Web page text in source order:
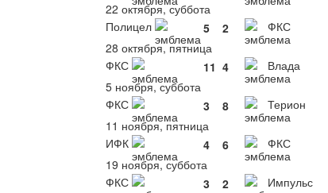
22 октября, суббота
Полицел
5 2
ФКС
28 октября, пятница
ФКС
11 4
Влада
5 ноября, суббота
ФКС
3 8
Терион
11 ноября, пятница
ИФК
4 6
ФКС
19 ноября, суббота
ФКС
3 2
Импульс